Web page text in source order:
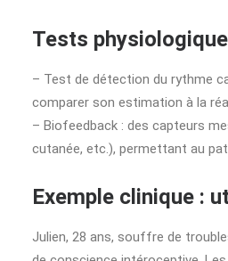
Tests
– Test de détection du rythme
comparer son estimation à la
– Biofeedback : des capteurs
cutanée, etc.), permettant au
Exemple clinique :
Julien, 28 ans, souffre de